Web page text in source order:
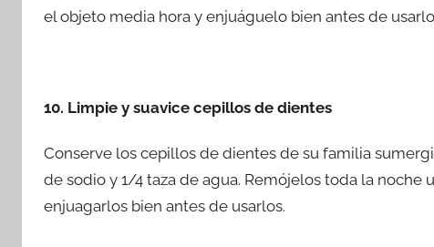
el objeto media hora y enjuáguelo bien antes de
10. Limpie y suavice cepillos de dientes
Conserve los cepillos de dientes de su familia
de sodio y 1/4 taza de agua. Remójelos toda la noche
enjuagarlos bien antes de usarlos.